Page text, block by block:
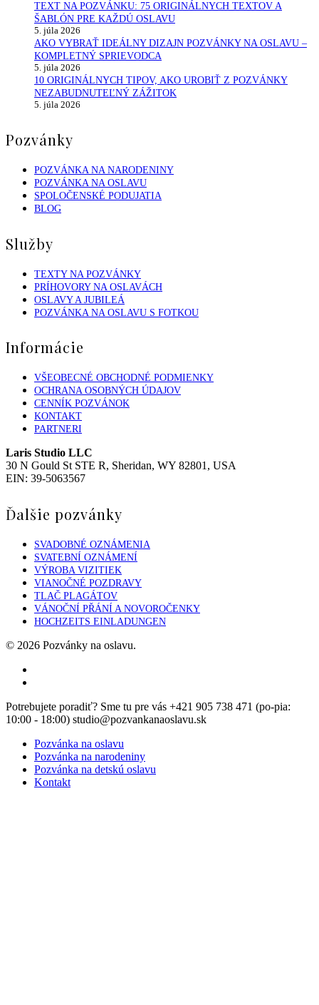
TEXT NA POZVÁNKU: 75 ORIGINÁLNYCH TEXTOV A
ŠABLÓN PRE KAŽDÚ OSLAVU
5. júla 2026
AKO VYBRAŤ IDEÁLNY DIZAJN POZVÁNKY NA OSLAVU –
KOMPLETNÝ SPRIEVODCA
5. júla 2026
10 ORIGINÁLNYCH TIPOV, AKO UROBIŤ Z POZVÁNKY
NEZABUDNUTEĽNÝ ZÁŽITOK
5. júla 2026
Pozvánky
POZVÁNKA NA NARODENINY
POZVÁNKA NA OSLAVU
SPOLOČENSKÉ PODUJATIA
BLOG
Služby
TEXTY NA POZVÁNKY
PRÍHOVORY NA OSLAVÁCH
OSLAVY A JUBILEÁ
POZVÁNKA NA OSLAVU S FOTKOU
Informácie
VŠEOBECNÉ OBCHODNÉ PODMIENKY
OCHRANA OSOBNÝCH ÚDAJOV
CENNÍK POZVÁNOK
KONTAKT
PARTNERI
Laris Studio LLC
30 N Gould St STE R, Sheridan, WY 82801, USA
EIN: 39-5063567
Ďalšie pozvánky
SVADOBNÉ OZNÁMENIA
SVATEBNÍ OZNÁMENÍ
VÝROBA VIZITIEK
VIANOČNÉ POZDRAVY
TLAČ PLAGÁTOV
VÁNOČNÍ PŘÁNÍ A NOVOROČENKY
HOCHZEITS EINLADUNGEN
© 2026 Pozvánky na oslavu.
Close
Menu
Potrebujete poradiť? Sme tu pre vás +421 905 738 471 (po-pia:
10:00 - 18:00) studio@pozvankanaoslavu.sk
Pozvánka na oslavu
Pozvánka na narodeniny
Pozvánka na detskú oslavu
Kontakt